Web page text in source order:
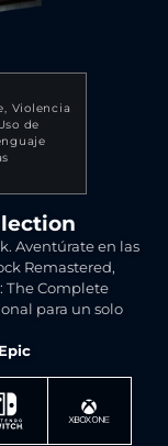
Violencia
de
Aventúrate en las
Remastered,
The Complete
para un solo